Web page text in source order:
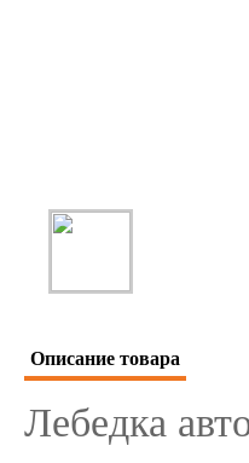
Описание товара
Лебедка